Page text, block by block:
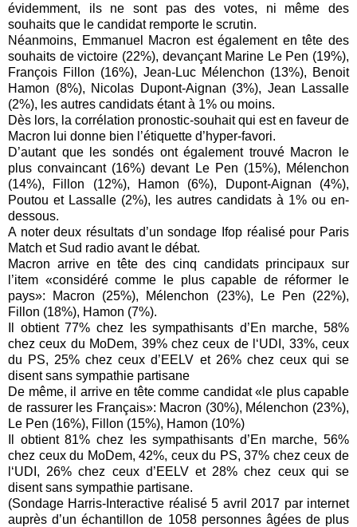
évidemment, ils ne sont pas des votes, ni même des
souhaits que le candidat remporte le scrutin.
Néanmoins, Emmanuel Macron est également en tête des
souhaits de victoire (22%), devançant Marine Le Pen (19%),
François Fillon (16%), Jean-Luc Mélenchon (13%), Benoit
Hamon (8%), Nicolas Dupont-Aignan (3%), Jean Lassalle
(2%), les autres candidats étant à 1% ou moins.
Dès lors, la corrélation pronostic-souhait qui est en faveur de
Macron lui donne bien l’étiquette d’hyper-favori.
D’autant que les sondés ont également trouvé Macron le
plus convaincant (16%) devant Le Pen (15%), Mélenchon
(14%), Fillon (12%), Hamon (6%), Dupont-Aignan (4%),
Poutou et Lassalle (2%), les autres candidats à 1% ou en-
dessous.
A noter deux résultats d’un sondage Ifop réalisé pour Paris
Match et Sud radio avant le débat.
Macron arrive en tête des cinq candidats principaux sur
l’item «considéré comme le plus capable de réformer le
pays»: Macron (25%), Mélenchon (23%), Le Pen (22%),
Fillon (18%), Hamon (7%).
Il obtient 77% chez les sympathisants d’En marche, 58%
chez ceux du MoDem, 39% chez ceux de l‘UDI, 33%, ceux
du PS, 25% chez ceux d’EELV et 26% chez ceux qui se
disent sans sympathie partisane
De même, il arrive en tête comme candidat «le plus capable
de rassurer les Français»: Macron (30%), Mélenchon (23%),
Le Pen (16%), Fillon (15%), Hamon (10%)
Il obtient 81% chez les sympathisants d’En marche, 56%
chez ceux du MoDem, 42%, ceux du PS, 37% chez ceux de
l‘UDI, 26% chez ceux d’EELV et 28% chez ceux qui se
disent sans sympathie partisane.
(Sondage Harris-Interactive réalisé 5 avril 2017 par internet
auprès d’un échantillon de 1058 personnes âgées de plus